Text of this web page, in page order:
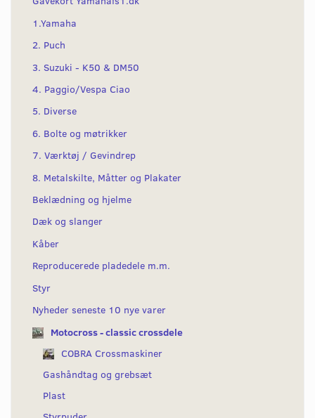
1.Yamaha
2. Puch
3. Suzuki - K50 & DM50
4. Paggio/Vespa Ciao
5. Diverse
6. Bolte og møtrikker
7. Værktøj / Gevindrep
8. Metalskilte, Måtter og Plakater
Beklædning og hjelme
Dæk og slanger
Kåber
Reproducerede pladedele m.m.
Styr
Nyheder seneste 10 nye varer
Motocross - classic crossdele
COBRA Crossmaskiner
Gashåndtag og grebsæt
Plast